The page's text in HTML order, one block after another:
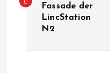
i
Fassade der
LincStation
N2